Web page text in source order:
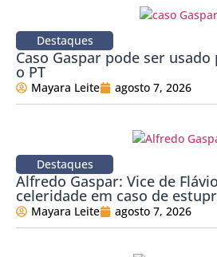
Destaques
Caso Gaspar pode ser
o PT
Mayara Leite agosto 7, 2026
Destaques
Alfredo Gaspar: Vice de
celeridade em caso de
Mayara Leite agosto 7, 2026